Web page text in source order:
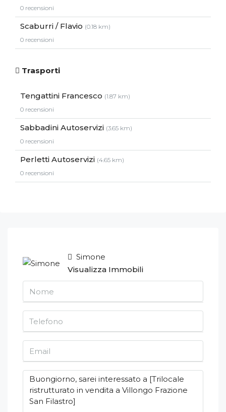
0 recensioni
Scaburri / Flavio (0.18 km)
0 recensioni
Trasporti
Tengattini Francesco (1.87 km)
0 recensioni
Sabbadini Autoservizi (3.65 km)
0 recensioni
Perletti Autoservizi (4.65 km)
0 recensioni
Simone
Visualizza Immobili